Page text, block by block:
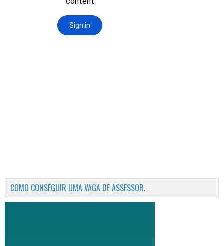
COMO CONSEGUIR UMA VAGA DE ASSESSOR.